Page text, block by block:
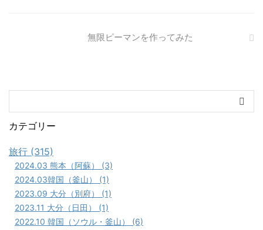
無限ピーマンを作ってみた
カテゴリー
旅行 (315)
2024.03 熊本（阿蘇） (3)
2024.03韓国（釜山） (1)
2023.09 大分（別府） (1)
2023.11 大分（日田） (1)
2022.10 韓国（ソウル・釜山） (6)